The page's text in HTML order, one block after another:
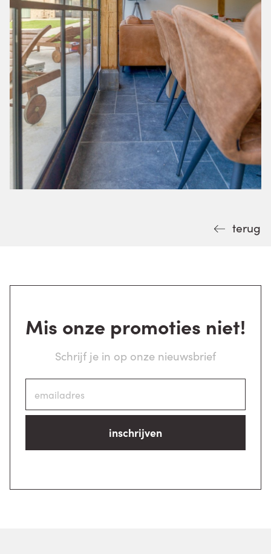
terug
Mis onze promoties niet!
Schrijf je in op onze nieuwsbrief
inschrijven